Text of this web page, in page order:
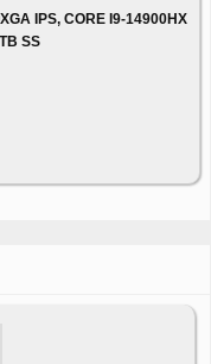
IPS, CORE I9-14900HX
SS